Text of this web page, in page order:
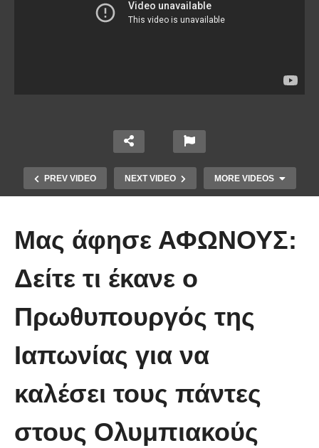
PREV VIDEO NEXT VIDEO MORE VIDEOS
Οι 5 Γιατροί Κρύφτηκαν πίσω από
όταν έπεσε απλά ΔΕΝ περιγράφεται!
Μας άφησε ΑΦΩΝΟΥΣ:
Δείτε τι έκανε ο
Πρωθυπουργός της
Ιαπωνίας για να
καλέσει τους πάντες
στους Ολυμπιακούς